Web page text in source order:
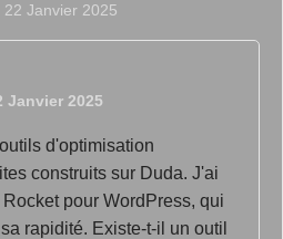
22 Janvier 2025
Janvier 2025
d'optimisation
construits sur Duda. J'ai
pour WordPress, qui
rapidité. Existe-t-il un outil